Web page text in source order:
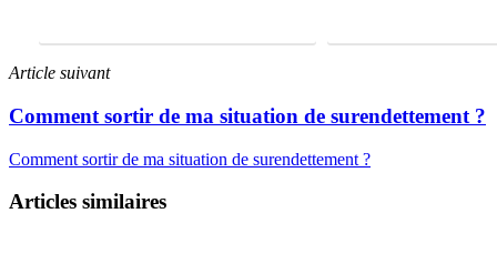
Article suivant
Comment sortir de ma situation de surendettement ?
Comment sortir de ma situation de surendettement ?
Articles similaires